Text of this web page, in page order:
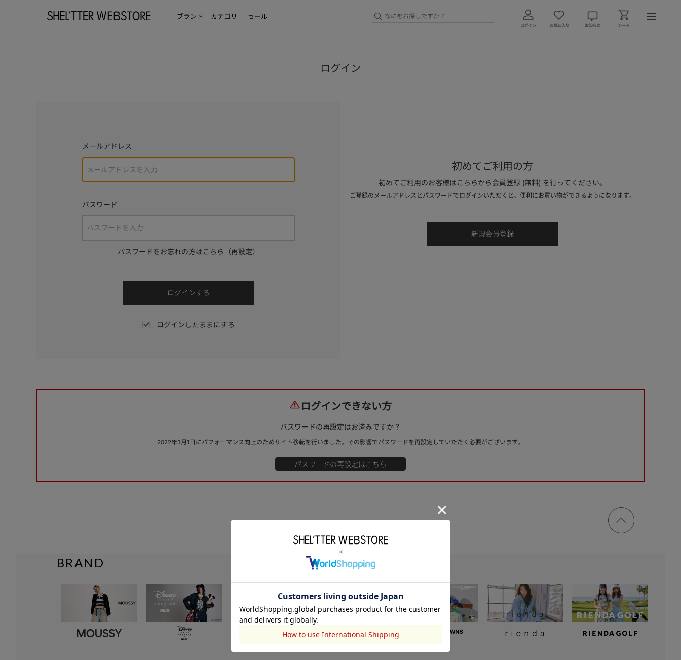
ブランド カテゴリ セール
ログイン
メールアドレス
パスワード
パスワードをお忘れの方はこちら（再設定）
ログインしたままにする
初めてご利用の方
初めてご利用のお客様はこちらから会員登録 (無料) を行ってください。
ご登録のメールアドレスとパスワードでログインいただくと、便利にお買い物ができるようになります。
ログインできない方
パスワードの再設定はお済みですか？
2022年3月1日にパフォーマンス向上のためサイト移転を行いました。その影響でパスワードを再設定していただく必要がございます。
ページ
トップ
BRAND